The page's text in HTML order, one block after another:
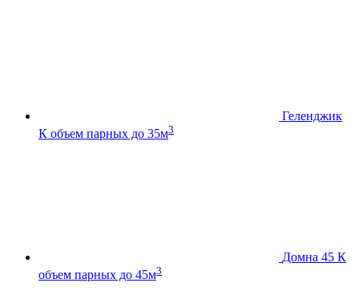
Геленджик
К объем парных до 35м3
Домна 45 К
объем парных до 45м3